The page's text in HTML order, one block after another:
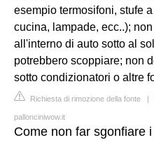
esempio termosifoni, stufe
cucina, lampade, ecc..);
all'interno di auto sotto al
potrebbero scoppiare; non
sotto condizionatori o altre
Richiesta di rimozione della fonte |
pallonciniwow.it
Come non far sgonfiare